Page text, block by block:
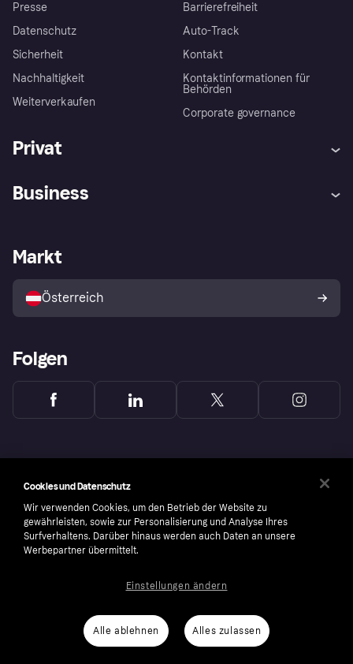
Presse
Datenschutz
Sicherheit
Nachhaltigkeit
Weiterverkaufen
Barrierefreiheit
Auto-Track
Kontakt
Kontaktinformationen für
Behörden
Corporate governance
Privat
Shops entdecken
Business
Händlerportal
Markt
Österreich
Folgen
number: 556737-0431
Cookies Klarna.com
Cookies und Datenschutz
Wir verwenden Cookies, um den Betrieb der Website zu
gewährleisten, sowie zur Personalisierung und Analyse Ihres
Surfverhaltens. Darüber hinaus werden auch Daten an unsere
Werbepartner übermittelt.
Alle ablehnen Alles zulassen
Einstellungen ändern